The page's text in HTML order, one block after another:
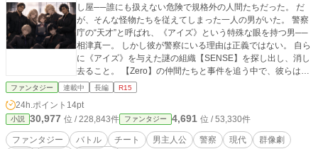
し屋──誰にも扱えない危険で規格外の人間たちだった。 だ
が、そんな怪物たちを従えてしまった一人の男がいた。 警察
庁の“天才”と呼ばれ、《アイズ》という特殊な眼を持つ男──
相津真一。 しかし彼が警察にいる理由は正義ではない。 自ら
に《アイズ》を与えた謎の組織【SENSE】を探し出し、消し
去ること。 【Zero】の仲間たちと事件を追う中で、彼らは知
ることになる。 その敵が、想像を遥かに超えた存在であるこ
ファンタジー 連載中 長編 R15
24h.ポイント 14pt
小説 30,977 位 / 228,843件 ファンタジー 4,691 位 / 53,330件
ファンタジー バトル チート 男主人公 警察 現代
群像劇